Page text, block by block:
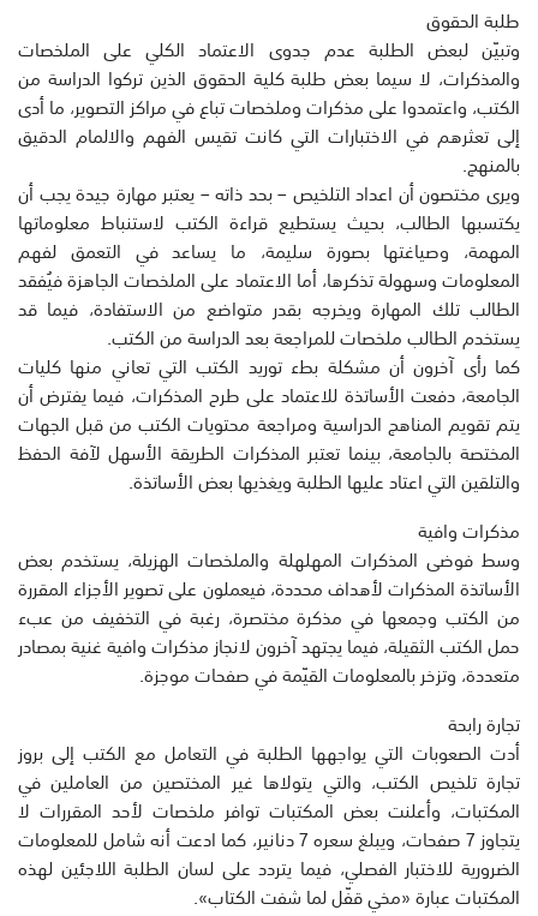
طلبة الحقوق
وتبيّن لبعض الطلبة عدم جدوى الاعتماد الكلي على الملخصات
والمذكرات، لا سيما بعض طلبة كلية الحقوق الذين تركوا الدراسة من
الكتب، واعتمدوا على مذكرات وملخصات تباع في مراكز التصوير، ما أدى
إلى تعثرهم في الاختبارات التي كانت تقيس الفهم والالمام الدقيق
بالمنهج.
ويرى مختصون أن اعداد التلخيص – بحد ذاته – يعتبر مهارة جيدة يجب أن
يكتسبها الطالب، بحيث يستطيع قراءة الكتب لاستنباط معلوماتها
المهمة، وصياغتها بصورة سليمة، ما يساعد في التعمق لفهم
المعلومات وسهولة تذكرها، أما الاعتماد على الملخصات الجاهزة فيُفقد
الطالب تلك المهارة ويخرجه بقدر متواضع من الاستفادة، فيما قد
يستخدم الطالب ملخصات للمراجعة بعد الدراسة من الكتب.
كما رأى آخرون أن مشكلة بطء توريد الكتب التي تعاني منها كليات
الجامعة، دفعت الأساتذة للاعتماد على طرح المذكرات، فيما يفترض أن
يتم تقويم المناهج الدراسية ومراجعة محتويات الكتب من قبل الجهات
المختصة بالجامعة، بينما تعتبر المذكرات الطريقة الأسهل لآفة الحفظ
والتلقين التي اعتاد عليها الطلبة ويغذيها بعض الأساتذة.
مذكرات وافية
وسط فوضى المذكرات المهلهلة والملخصات الهزيلة، يستخدم بعض
الأساتذة المذكرات لأهداف محددة، فيعملون على تصوير الأجزاء المقررة
من الكتب وجمعها في مذكرة مختصرة، رغبة في التخفيف من عبء
حمل الكتب الثقيلة، فيما يجتهد آخرون لانجاز مذكرات وافية غنية بمصادر
متعددة، وتزخر بالمعلومات القيّمة في صفحات موجزة.
تجارة رابحة
أدت الصعوبات التي يواجهها الطلبة في التعامل مع الكتب إلى بروز
تجارة تلخيص الكتب، والتي يتولاها غير المختصين من العاملين في
المكتبات، وأعلنت بعض المكتبات توافر ملخصات لأحد المقررات لا
يتجاوز 7 صفحات، ويبلغ سعره 7 دنانير، كما ادعت أنه شامل للمعلومات
الضرورية للاختبار الفصلي، فيما يتردد على لسان الطلبة اللاجئين لهذه
المكتبات عبارة «مخي قفّل لما شفت الكتاب».